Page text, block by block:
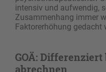
intensiv und aufwendig,
Zusammenhang immer
Faktorerhöhung gedacht
GOÄ:
abrechnen